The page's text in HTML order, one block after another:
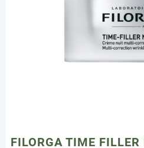
FILORGA TIME